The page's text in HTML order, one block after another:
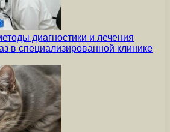
диагностики и лечения
в специализированной клинике